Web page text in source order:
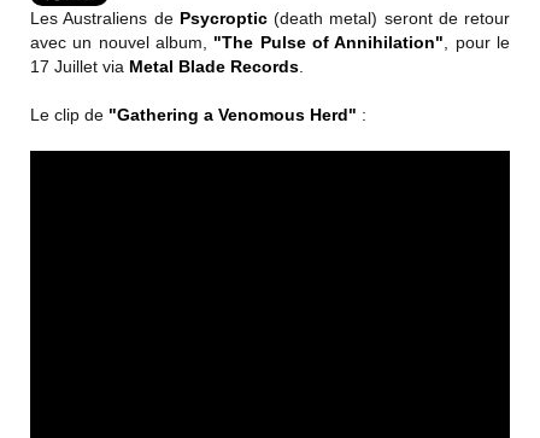
Les Australiens de Psycroptic(death metal) seront de retour
avec un nouvel album, "The Pulse of Annihilation" , pour le
17 Juillet via Metal Blade Records
Le clip de "Gathering a Venomous Herd" :